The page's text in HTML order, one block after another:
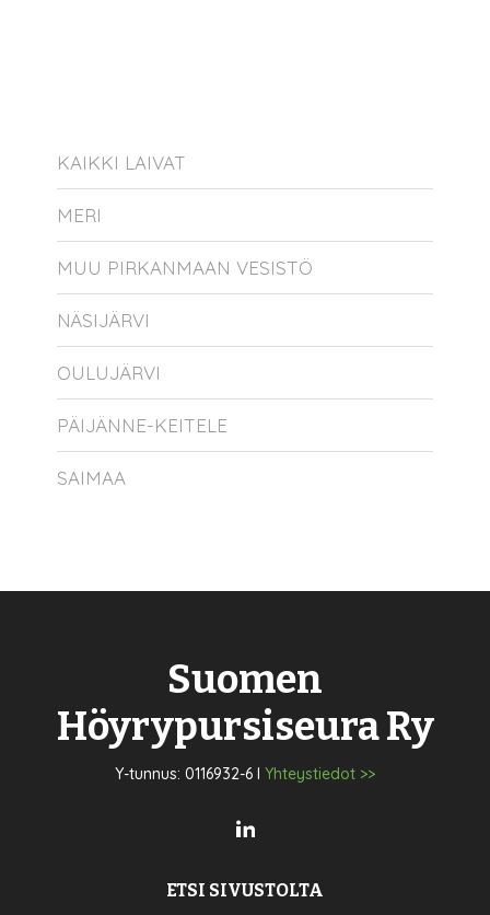
KAIKKI LAIVAT
MERI
MUU PIRKANMAAN VESISTÖ
NÄSIJÄRVI
OULUJÄRVI
PÄIJÄNNE-KEITELE
SAIMAA
Suomen
Höyrypursiseura Ry
Y-tunnus: 0116932-6 I Yhteystiedot >>
ETSI SIVUSTOLTA